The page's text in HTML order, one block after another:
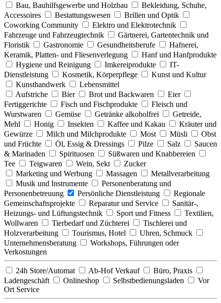
Bau, Bauhilfsgewerbe und Holzbau
Bekleidung, Schuhe,
Accessoires
Bestattungswesen
Brillen und Optik
Coworking Community
Elektro und Elektrotechnik
Fahrzeuge und Fahrzeugtechnik
Gärtnerei, Gartentechnik und
Floristik
Gastronomie Gesundheitsberufe
Hafnerei,
Keramik, Platten- und Fliesenverlegung
Hanf und Hanfprodukte
Hygiene und Reinigung
Imkereiprodukte
IT-
Dienstleistung
Kosmetik, Körperpflege
Kunst und Kultur
Kunsthandwerk
Lebensmittel
Aufstriche
Bier Brot und Backwaren
Eier
Fertiggerichte
Fisch und Fischprodukte
Fleisch und
Wurstwaren
Gemüse Getränke alkoholfrei
Getreide,
Mehl
Honig Insekten Kaffee und Kakau
Kräuter und
Gewürze
Milch und Milchprodukte Most Müsli
Obst
und Früchte
Öl, Essig & Dressings Pilze Salz
Saucen
& Marinaden
Spirituosen
Süßwaren und Knabbereien
Tee
Teigwaren Wein, Sekt
Zucker
Marketing und Werbung
Massagen
Metallverarbeitung
Musik und Instrumente
Personenberatung und
Personenbetreuung
Persönliche Dienstleistung
Regionale
Gemeinschaftsprojekte
Reparatur und Service
Sanitär-,
Heizungs- und Lüftungstechnik
Sport und Fitness
Textilien,
Wollwaren
Tierbedarf und Züchterei
Tischlerei und
Holzverarbeitung
Tourismus, Hotel
Uhren, Schmuck
Unternehmensberatung
Workshops, Führungen oder
Verkostungen
24h Store/Automat Ab-Hof Verkauf
Büro, Praxis
Ladengeschäft
Onlineshop Selbstbedienungsladen
Vor
Ort Service